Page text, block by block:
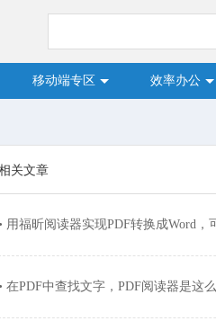
移动端专区 效率办公
关文章
用福昕阅读器实现PDF转换成Word，
在PDF中查找文字，PDF阅读器是这